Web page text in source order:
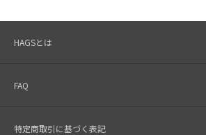
HAGSとは
FAQ
特定商取引に基づく表記